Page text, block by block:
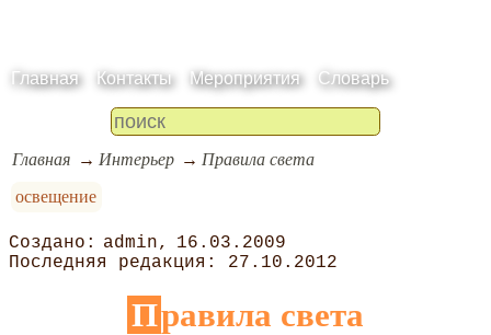
Главная Контакты Мероприятия Словарь
Главная Интерьер
Правила света
освещение
admin
16.03.2009
27.10.2012
Правила света